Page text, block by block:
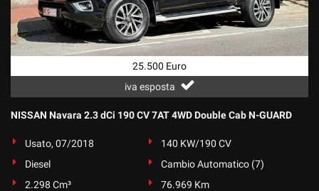
25.500 Euro
iva esposta
NISSAN Navara 2.3 dCi 190 CV 7AT 4WD Double Cab N-GUARD
Usato, 07/2018
140 KW/190 CV
Diesel
Cambio Automatico (7)
2.298 Cm³
76.969 Km